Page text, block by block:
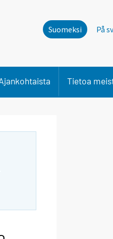
Suomeksi På
Tietoa